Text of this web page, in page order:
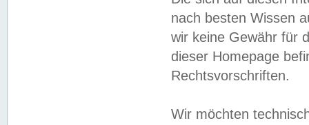
nach besten Wissen
wir keine Gewähr für
dieser Homepage
Rechtsvorschriften.
Wir möchten